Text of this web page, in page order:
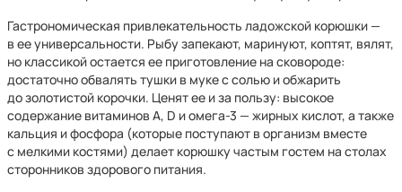
Гастрономическая привлекательность ладожской корюшки —
в ее универсальности. Рыбу запекают, маринуют, коптят, вялят,
но классикой остается ее приготовление на сковороде:
достаточно обвалять тушки в муке с солью и обжарить
до золотистой корочки. Ценят ее и за пользу: высокое
содержание витаминов А, D и омега-3 — жирных кислот, а также
кальция и фосфора (которые поступают в организм вместе
с мелкими костями) делает корюшку частым гостем на столах
сторонников здорового питания.